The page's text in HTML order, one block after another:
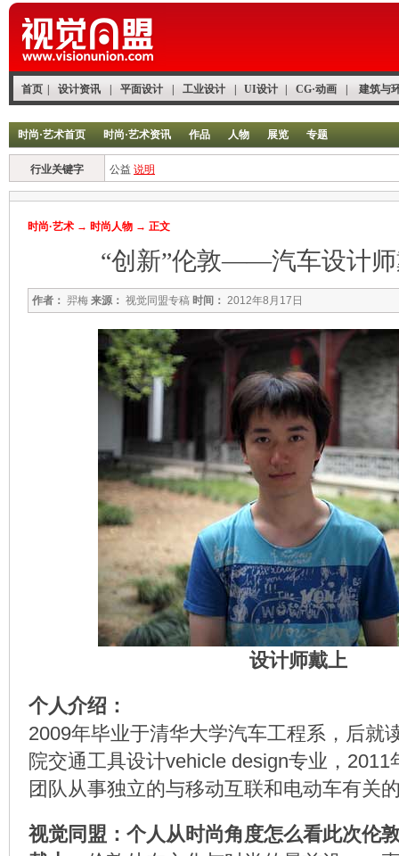
首页 设计资讯 平面设计 工业设计 UI设计 CG·动画 建筑与
时尚·艺术首页 时尚·艺术资讯 作品 人物 展览 专题
行业关键字 公益 说明
时尚·艺术 → 时尚人物 → 正文
“创新”伦敦——汽车设计
作者： 羿梅 来源： 视觉同盟专稿 时间： 2012年8月17日
设计师戴上
个人介绍：
2009年毕业于清华大学汽车工程系，后就
院交通工具设计vehicle design专业，2011
团队从事独立的与移动互联和电动车有关
视觉同盟：个人从时尚角度怎么看此次伦